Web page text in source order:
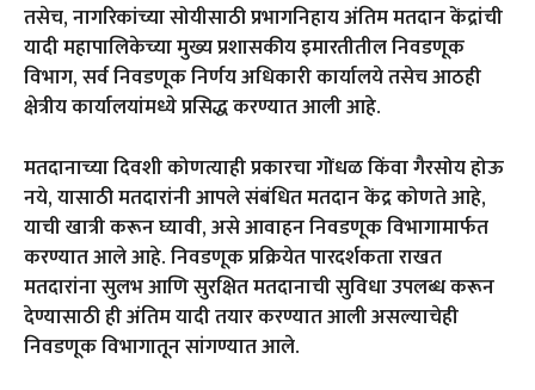
तसेच, नागरिकांच्या सोयीसाठी प्रभागनिहाय अंतिम मतदान केंद्रांची
यादी महापालिकेच्या मुख्य प्रशासकीय इमारतीतील निवडणूक
विभाग, सर्व निवडणूक निर्णय अधिकारी कार्यालये तसेच आठही
क्षेत्रीय कार्यालयांमध्ये प्रसिद्ध करण्यात आली आहे.
मतदानाच्या दिवशी कोणत्याही प्रकारचा गोंधळ किंवा गैरसोय होऊ
नये, यासाठी मतदारांनी आपले संबंधित मतदान केंद्र कोणते आहे,
याची खात्री करून घ्यावी, असे आवाहन निवडणूक विभागामार्फत
करण्यात आले आहे. निवडणूक प्रक्रियेत पारदर्शकता राखत
मतदारांना सुलभ आणि सुरक्षित मतदानाची सुविधा उपलब्ध करून
देण्यासाठी ही अंतिम यादी तयार करण्यात आली असल्याचेही
निवडणूक विभागातून सांगण्यात आले.